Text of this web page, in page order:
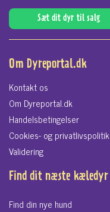
Sæt dit dyr til salg
Om Dyreportal.dk
Kontakt os
Om Dyreportal.dk
Handelsbetingelser
Cookies- og privatlivspolitik
Validering
Find dit næste kæledyr
Find din nye hund